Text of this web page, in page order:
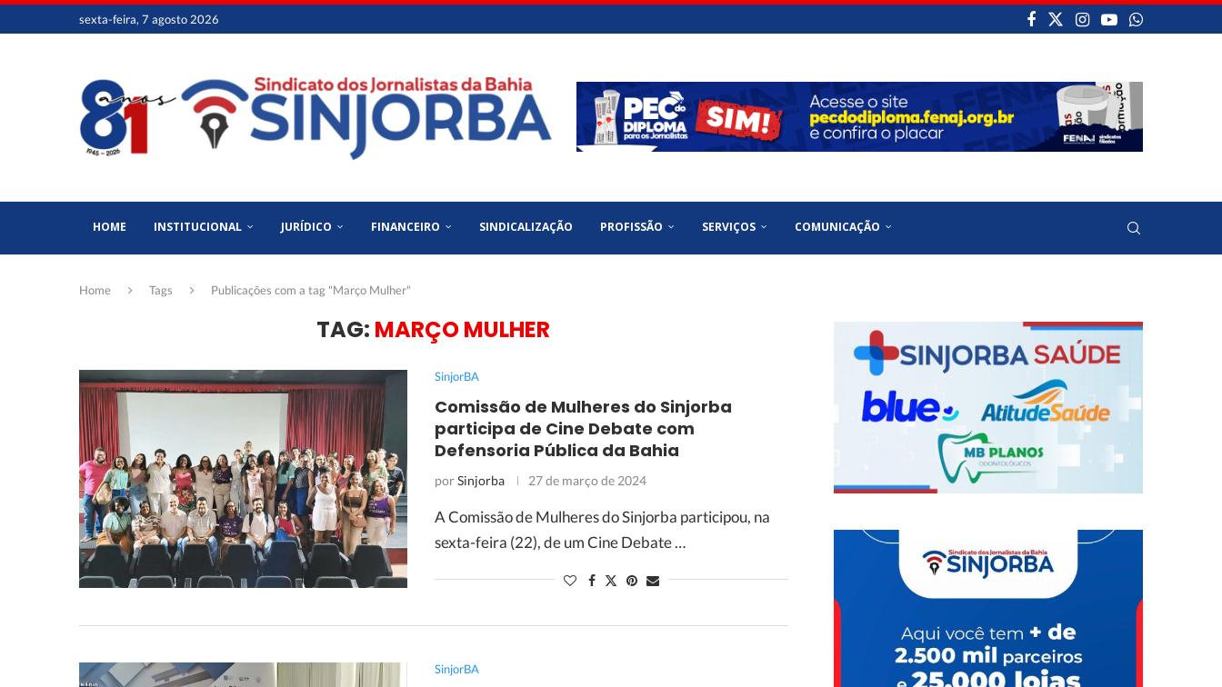
sexta-feira, 7 agosto 2026
HOME INSTITUCIONAL JURÍDICO FINANCEIRO SINDICALIZAÇÃO PROFISSÃO SERVIÇOS COMUNICAÇÃO
Home Tags Publicações com a tag "Março Mulher"
TAG: MARÇO MULHER
SinjorBA
Comissão de Mulheres do Sinjorba
participa de Cine Debate com
Defensoria Pública da Bahia
porSinjorba 27 de março de 2024
A Comissão de Mulheres do Sinjorba participou, na
sexta-feira (22), de um Cine Debate …
SinjorBA